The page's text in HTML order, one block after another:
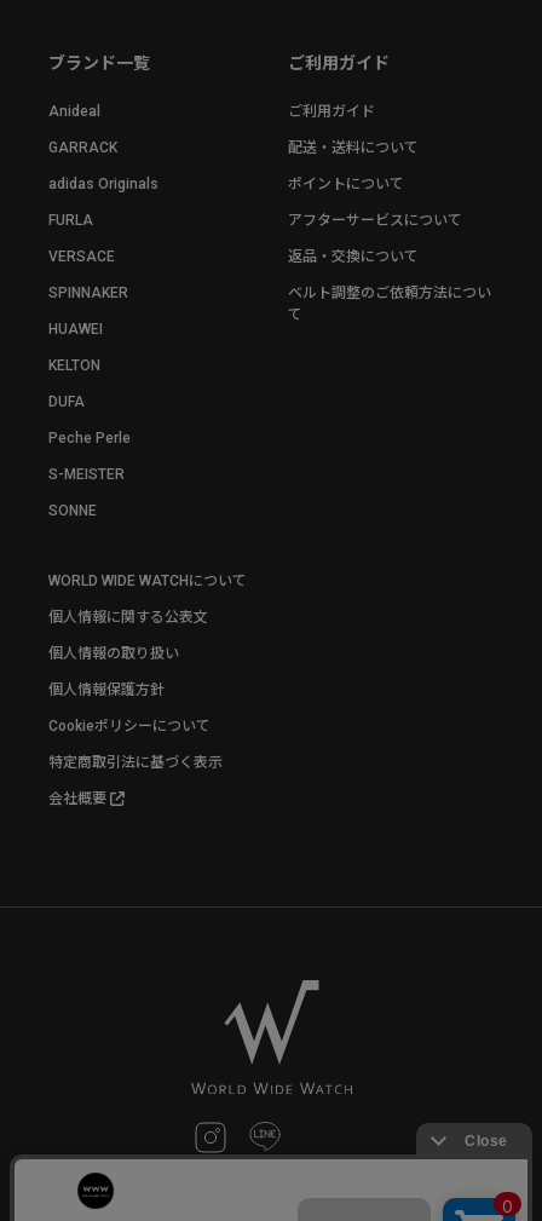
ブランド一覧
Anideal
GARRACK
adidas Originals
FURLA
VERSACE
SPINNAKER
HUAWEI
KELTON
DUFA
Peche Perle
S-MEISTER
SONNE
ご利用ガイド
ご利用ガイド
配送・送料について
ポイントについて
アフターサービスについて
返品・交換について
ベルト調整のご依頼方法につい
て
WORLD WIDE WATCHについて
個人情報に関する公表文
個人情報の取り扱い
個人情報保護方針
Cookieポリシーについて
特定商取引法に基づく表示
会社概要
お問い合わせ